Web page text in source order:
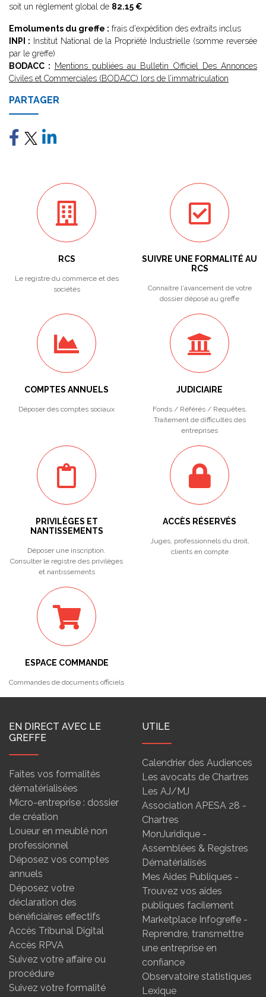
soit un règlement global de 82.15 €
Emoluments du greffe : frais d'expédition des extraits inclus
INPI : Institut National de la Propriété Industrielle (somme reversée
par le greffe)
BODACC : Mentions publiées au Bulletin Officiel Des Annonces
Civiles et Commerciales (BODACC) lors de l’immatriculation
PARTAGER
RCS
Le registre du commerce et des
sociétés
SUIVRE UNE FORMALITÉ AU
RCS
Connaitre l'avancement de votre
dossier déposé au greffe
COMPTES ANNUELS
Déposer des comptes sociaux
JUDICIAIRE
Fonds / Référés / Requêtes.
Traitement de difficultés des
entreprises
PRIVILÈGES ET
NANTISSEMENTS
Déposer une inscription.
Consulter le registre des privilèges
et nantissements
ACCÈS RÉSERVÉS
Juges, professionnels du droit,
clients en compte
ESPACE COMMANDE
Commandes de documents officiels
EN DIRECT AVEC LE
GREFFE
Faites vos formalités
dématérialisées
Micro-entreprise : dossier
de création
Loueur en meublé non
professionnel
Déposez vos comptes
annuels
Déposez votre
déclaration des
bénéficiaires effectifs
Accès Tribunal Digital
Accès RPVA
Suivez votre affaire ou
procédure
Suivez votre formalité
UTILE
Calendrier des Audiences
Les avocats de Chartres
Les AJ/MJ
Association APESA 28 -
Chartres
MonJuridique -
Assemblées & Registres
Dématérialisés
Mes Aides Publiques -
Trouvez vos aides
publiques facilement
Marketplace Infogreffe -
Reprendre, transmettre
une entreprise en
confiance
Observatoire statistiques
Lexique